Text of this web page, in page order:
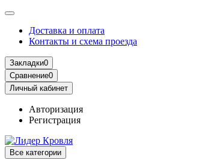
Доставка и оплата
Контакты и схема проезда
Закладки0
Сравнение0
Личный кабинет
Авторизация
Регистрация
Все категории